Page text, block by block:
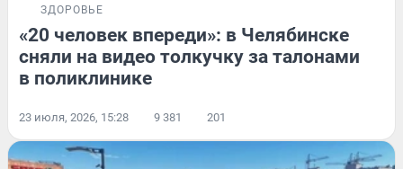
ЗДОРОВЬЕ
«20 человек впереди»: в Челябинске
сняли на видео толкучку за талонами
в поликлинике
23 июля, 2026, 15:28 9 381 201